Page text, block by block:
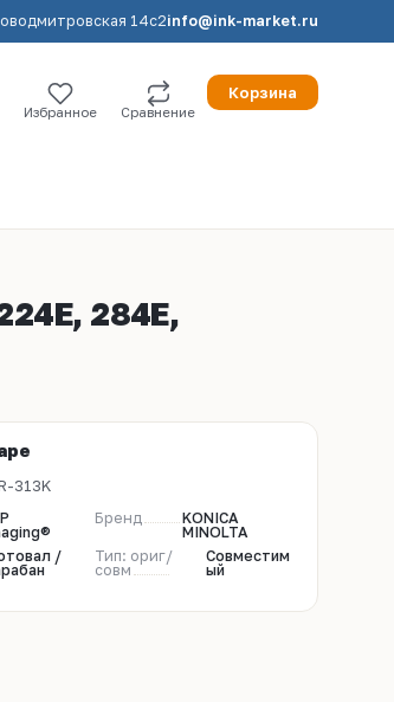
14с2info@ink-market.ru
Избранное Сравнение
Корзина
284E,
313K
Бренд
KONICA
MINOLTA
/
Тип: ориг/
совм
Совместим
ый